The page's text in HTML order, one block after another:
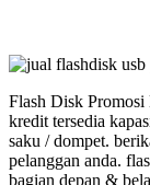
Flash Disk
kredit tersedia
saku / dompet.
pelanggan anda.
bagian depan &